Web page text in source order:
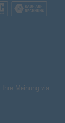
Ihre Meinung via